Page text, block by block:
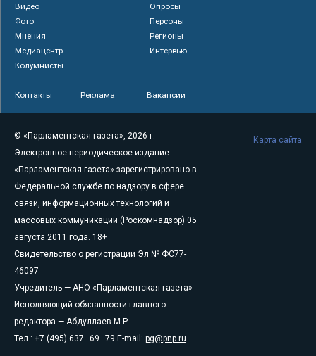
Видео
Опросы
Фото
Персоны
Мнения
Регионы
Медиацентр
Интервью
Колумнисты
Контакты Реклама Вакансии
© «Парламентская газета», 2026 г.
Электронное периодическое издание
«Парламентская газета» зарегистрировано в
Федеральной службе по надзору в сфере
связи, информационных технологий и
массовых коммуникаций (Роскомнадзор) 05
августа 2011 года. 18+
Свидетельство о регистрации Эл № ФС77-
46097
Учредитель — АНО «Парламентская газета»
Исполняющий обязанности главного
редактора — Абдуллаев М.Р.
Тел.: +7 (495) 637–69–79 E-mail: pg@pnp.ru
Карта сайта